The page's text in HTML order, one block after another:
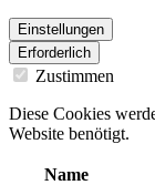
Einstellungen
Erforderlich
Zustimmen
Diese Cookies
Website benötigt.
Name